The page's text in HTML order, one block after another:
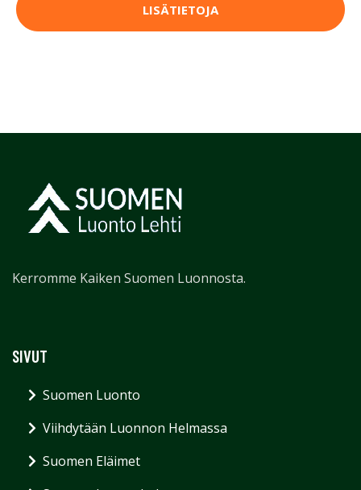
LISÄTIETOJA
Kerromme Kaiken Suomen Luonnosta.
SIVUT
Suomen Luonto
Viihdytään Luonnon Helmassa
Suomen Eläimet